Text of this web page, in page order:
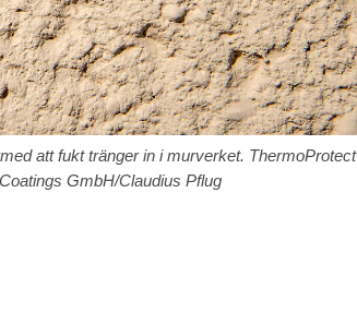
att fukt tränger in i murverket. ThermoProtect
GmbH/Claudius Pflug